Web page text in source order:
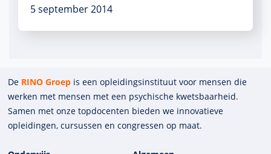
5 september 2014
De RINO Groep is een opleidings­insti­tuut voor mensen die
werken met mensen met een psychische kwets­baar­heid.
Samen met onze top­docenten bieden we innova­tieve
opleidingen, cursussen en congres­sen op maat.